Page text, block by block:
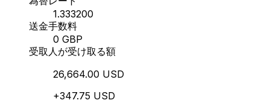
1.333200
送金手数料
0 GBP
受取人が受け取る額
26,664.00 USD
+347.75 USD